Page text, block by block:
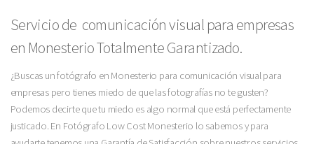
Servicio de comunicación visual para empresas
en Monesterio Totalmente Garantizado.
¿Buscas un fotógrafo en Monesterio para comunicación visual para
empresas pero tienes miedo de que las fotografías no te gusten?
Podemos decirte que tu miedo es algo normal que está perfectamente
justicado. En Fotógrafo Low Cost Monesterio lo sabemos y para